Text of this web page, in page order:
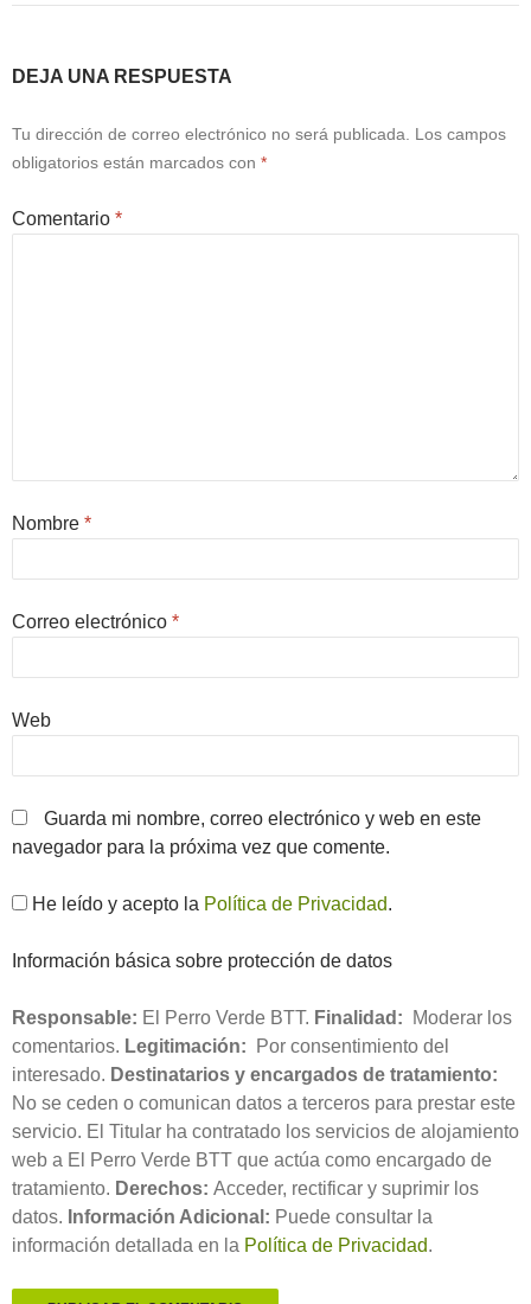
DEJA UNA RESPUESTA
Tu dirección de correo electrónico no será publicada.
Los campos
obligatorios están marcados con *
Comentario *
Nombre *
Correo electrónico *
Web
Guarda mi nombre, correo electrónico y web en este
navegador para la próxima vez que comente.
He leído y acepto la Política de Privacidad.
Información básica sobre protección de datos
Responsable: El Perro Verde BTT. Finalidad: Moderar los
comentarios. Legitimación: Por consentimiento del
interesado. Destinatarios y encargados de tratamiento:
No se ceden o comunican datos a terceros para prestar este
servicio. El Titular ha contratado los servicios de alojamiento
web a El Perro Verde BTT que actúa como encargado de
tratamiento. Derechos: Acceder, rectificar y suprimir los
datos. Información Adicional: Puede consultar la
información detallada en la Política de Privacidad.